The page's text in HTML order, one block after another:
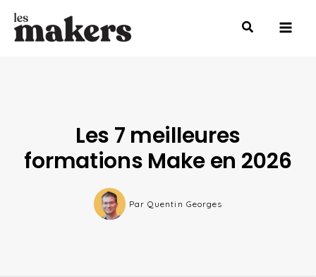
Aller
Les 7 meilleures
formations Make en 2026
Par Quentin Georges